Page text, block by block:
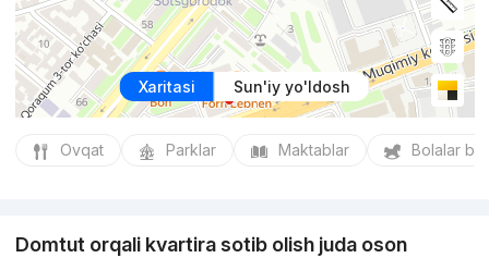
Xaritasi Sun'iy yo'ldosh
Ovqat Parklar Maktablar Bolalar
Domtut orqali kvartira sotib olish juda oson